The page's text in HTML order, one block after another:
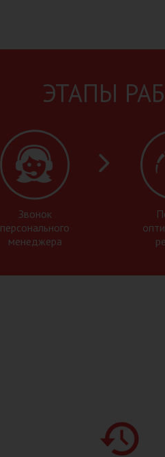
ЭТАПЫ
Звонок
персонального
менеджера